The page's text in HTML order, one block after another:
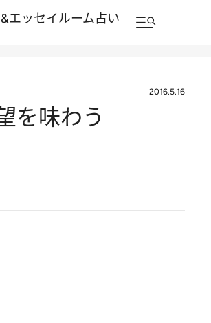
エッセイルーム占い
2016.5.16
を味わう